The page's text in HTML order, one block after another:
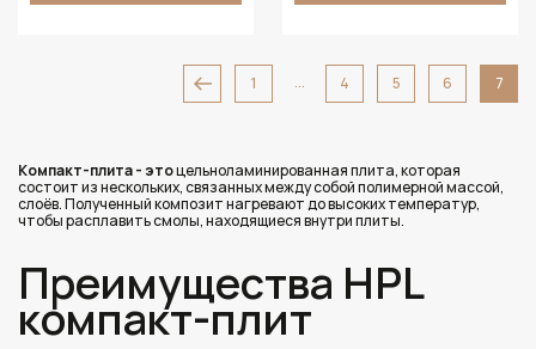
1 ... 4 5 6 7
Компакт-плита- этоцельноламинированная плита, которая
состоит из нескольких, связанных между собой полимерной массой,
слоёв. Полученный композит нагревают до высоких температур,
чтобы расплавить смолы, находящиеся внутри плиты.
Преимущества HPL
компакт-плит